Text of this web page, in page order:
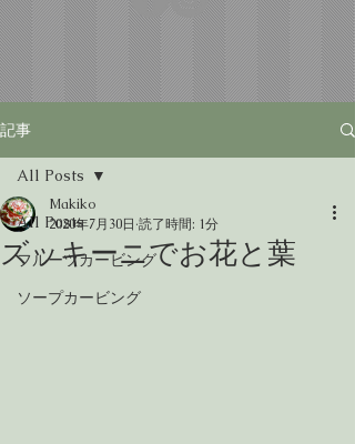
記事
All Posts
フルーツカービング
ソープカービング
All Posts
ズッキーニでお花と葉
Makiko
2020年7月30日 読了時間: 1分